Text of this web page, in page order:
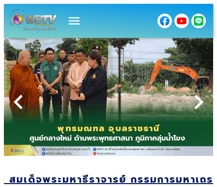
menu
chevron_right
chevron_left
รรมการมหาเถรสมาคม เจ้าคณะ